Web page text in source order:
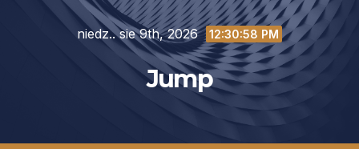
niedz.. sie 9th, 2026 12:31:00 PM
Jump